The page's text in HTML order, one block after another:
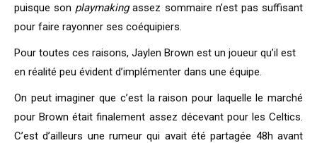
puisque son playmakingassez sommaire n’est pas suffisant
pour faire rayonner ses coéquipiers.
Pour toutes ces raisons, Jaylen Brown est un joueur qu’il est
en réalité peu évident d’implémenter dans une équipe.
On peut imaginer que c’est la raison pour laquelle le marché
pour Brown était finalement assez décevant pour les Celtics.
C’est d’ailleurs une rumeur qui avait été partagée 48h avant